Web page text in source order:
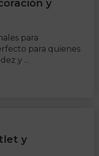
y
para
para quienes
y ...
y